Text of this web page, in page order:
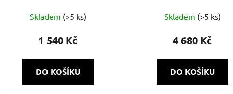
Skladem (>5 ks)
1 540 Kč
DO KOŠÍKU
Skladem (>5 ks)
4 680 Kč
DO KOŠÍKU